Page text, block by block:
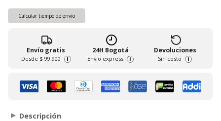
Calcular tiempo de envío
Envío gratis
Desde $ 99.900 i
24H Bogotá
Envío express i
Devoluciones
Sin costo i
Descripción